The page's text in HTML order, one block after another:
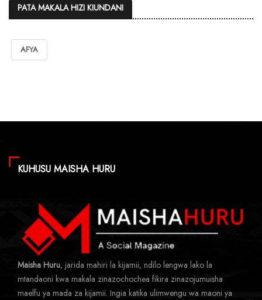
PATA MAKALA HIZI KIUNDANI
AFYA
KUHUSU MAISHA HURU
Maisha Huru, jarida mahiri la kijamii, ndilo lengwa lako la
mtandaoni kwa makala zinazochochea fikira zinazojumuisha
maelfu ya mada za kijamii. Ingia katika ulimwengu wa maoni ya